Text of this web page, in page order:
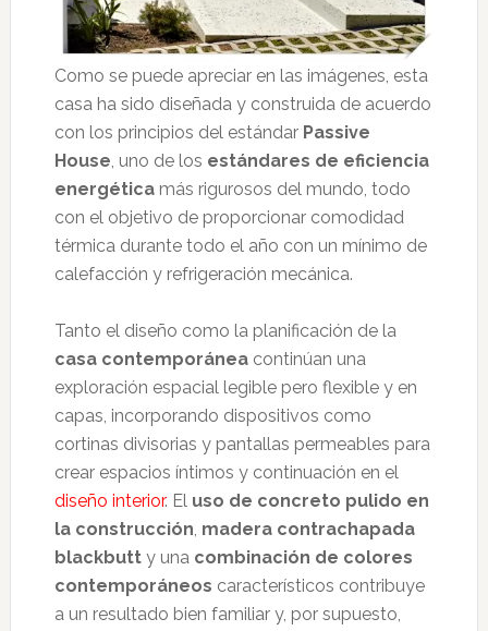
Como se puede apreciar en las imágenes, esta
casa ha sido diseñada y construida de acuerdo
con los principios del estándar Passive
House, uno de los estándares de eficiencia
energéticamás rigurosos del mundo, todo
con el objetivo de proporcionar comodidad
térmica durante todo el año con un mínimo de
calefacción y refrigeración mecánica.
Tanto el diseño como la planificación de la
casa contemporáneacontinúan una
exploración espacial legible pero flexible y en
capas, incorporando dispositivos como
cortinas divisorias y pantallas permeables para
crear espacios íntimos y continuación en el
diseño interior. El uso de concreto pulido en
la construcción, madera contrachapada
blackbutty una combinación de colores
contemporáneos característicos contribuye
a un resultado bien familiar y, por supuesto,